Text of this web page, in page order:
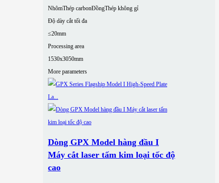
NhômThép carbonĐồngThép không gỉ
Độ dày cắt tối đa
≤20mm
Processing area
1530x3050mm
More parameters
Dòng GPX Model hàng đầu I
Máy cắt laser tấm kim loại tốc độ
cao